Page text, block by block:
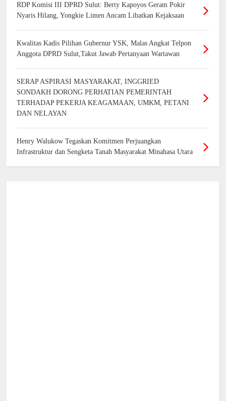
RDP Komisi III DPRD Sulut: Berty Kapoyos Geram Pokir
Nyaris Hilang, Yongkie Limen Ancam Libatkan Kejaksaan
Kwalitas Kadis Pilihan Gubernur YSK, Malas Angkat Telpon
Anggota DPRD Sulut,Takut Jawab Pertanyaan Wartawan
SERAP ASPIRASI MASYARAKAT, INGGRIED
SONDAKH DORONG PERHATIAN PEMERINTAH
TERHADAP PEKERJA KEAGAMAAN, UMKM, PETANI
DAN NELAYAN
Henry Walukow Tegaskan Komitmen Perjuangkan
Infrastruktur dan Sengketa Tanah Masyarakat Minahasa Utara